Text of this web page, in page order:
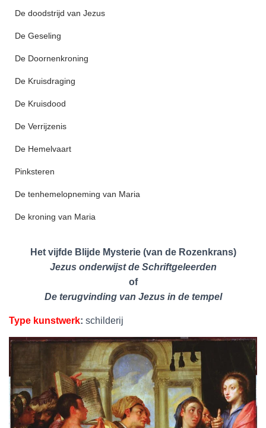
De doodstrijd van Jezus
De Geseling
De Doornenkroning
De Kruisdraging
De Kruisdood
De Verrijzenis
De Hemelvaart
Pinksteren
De tenhemelopneming van Maria
De kroning van Maria
Het vijfde Blijde Mysterie (van de Rozenkrans)
Jezus onderwijst de Schriftgeleerden
of
De terugvinding van Jezus in de tempel
Type kunstwerk: schilderij